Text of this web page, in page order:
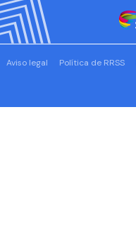
Aviso legal Política de RRSS